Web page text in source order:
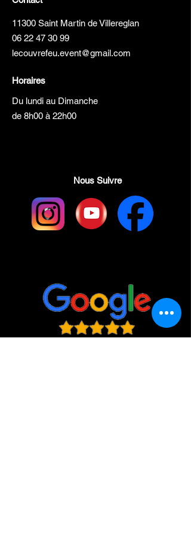
De 3 à 8 ans jusqu'à 8 enfants
De 3 à 10 ans jusqu'à 6 enfants
11300 Saint Martin de Villereglan
06 22 47 30 99
lecouvrefeu.event@gmail.com
Horaires
Du lundi au Dimanche
de 8h00 à 22h00
Nous Suivre